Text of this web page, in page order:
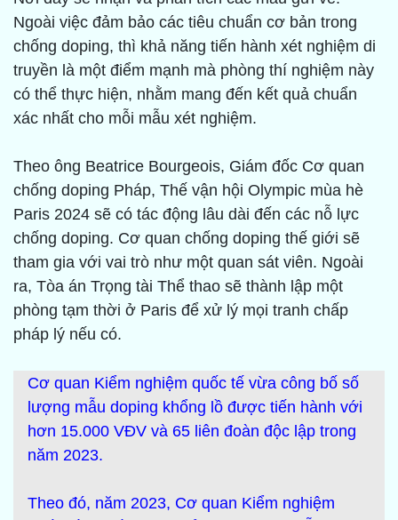
Ngoài việc đảm bảo các tiêu chuẩn cơ bản trong
chống doping, thì khả năng tiến hành xét nghiệm di
truyền là một điểm mạnh mà phòng thí nghiệm này
có thể thực hiện, nhằm mang đến kết quả chuẩn
xác nhất cho mỗi mẫu xét nghiệm.
Theo ông Beatrice Bourgeois, Giám đốc Cơ quan
chống doping Pháp, Thế vận hội Olympic mùa hè
Paris 2024 sẽ có tác động lâu dài đến các nỗ lực
chống doping. Cơ quan chống doping thế giới sẽ
tham gia với vai trò như một quan sát viên. Ngoài
ra, Tòa án Trọng tài Thể thao sẽ thành lập một
phòng tạm thời ở Paris để xử lý mọi tranh chấp
pháp lý nếu có.
Cơ quan Kiểm nghiệm quốc tế vừa công bố số
lượng mẫu doping khổng lồ được tiến hành với
hơn 15.000 VĐV và 65 liên đoàn độc lập trong
năm 2023.
Theo đó, năm 2023, Cơ quan Kiểm nghiệm